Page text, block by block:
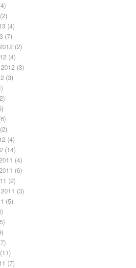
(2)
(4)
(7)
(2)
(4)
(3)
(3)
(2)
(4)
(14)
(4)
(6)
(2)
(3)
(5)
(11)
(7)